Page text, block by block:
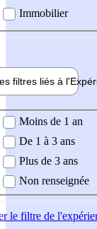
Immobilier
filtres liés à l'
demandée
Moins de 1 an
De 1 à 3 ans
Plus de 3 ans
Non renseignée
le filtre de